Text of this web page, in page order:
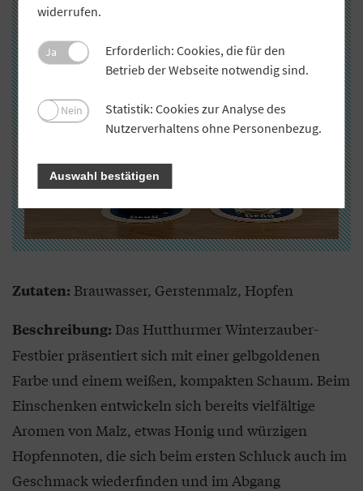
Zutaten: Brauwasser, Gerstenmalz, Hopfen
Beschreibung: Das Hutthurmer Winterzauber-
Festbier präsentiert sich mit einer gelbgoldenen
Farbe und einem weißen, kompakten Schaum. Beim
Einschenken entwickeln sich bereits vielfältige
Aromen von Malz, etwas Honig und würzigen
Hopfennoten, die sich beim ersten Schluck auch im
Geschmack wiederfinden und im Abgang
widerrufen.
Ja
Erforderlich: Cookies, die für den
Betrieb der Webseite notwendig sind.
Nein
Statistik: Cookies zur Analyse des
Nutzerverhaltens ohne Personenbezug.
Auswahl bestätigen